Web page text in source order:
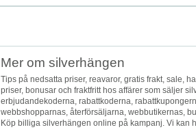
Mer om silverhängen
Tips på nedsatta priser, reavaror, gratis frakt, sale,
priser, bonusar och fraktfritt hos affärer som säljer
erbjudandekoderna, rabattkoderna,
webbshopparnas, återförsäljarna, webbutikernas,
Köp billiga silverhängen online på kampanj. Vi kan